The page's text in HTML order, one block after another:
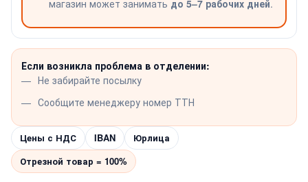
магазин может занимать до 5–7 рабочих дней.
Если возникла проблема в отделении:
Не забирайте посылку
Сообщите менеджеру номер ТТН
Цены с НДС IBAN
Юрлица
Отрезной товар = 100%